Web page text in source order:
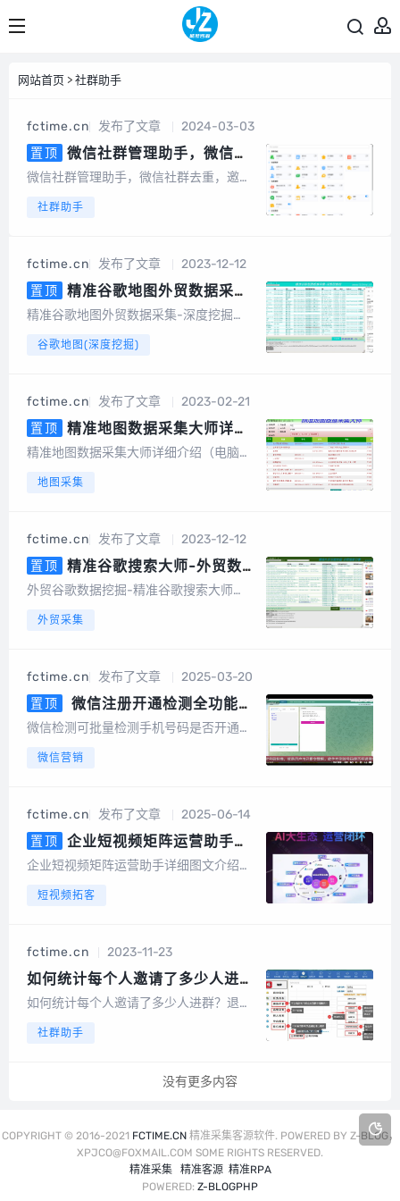
网站首页 > 社群助手
fctime.cn 发布了文章
2024-03-03
置顶
微信社群管理助手，微信社
群去重，含社群引流、社群运营、
自动回复、清理僵尸粉等等智能功
微信社群管理助手，微信社群去重，邀请
端开发的群管辅助软件，为团队及企业提
开。2、另外，也有企微版必销客，企销
客可以...
社群助手
fctime.cn 发布了文章
2023-12-12
置顶
精准谷歌地图外贸数据采集-
深度挖掘（电脑版）
精准谷歌地图外贸数据采集-深度挖掘
基于谷歌地图数据采集的软件，可以采集
词采集、一键采集邮箱、一键导出、数据
去重等，更...
谷歌地图(深度挖掘)
fctime.cn 发布了文章
2023-02-21
置顶
精准地图数据采集大师详细
介绍（电脑版，手机版）
精准地图数据采集大师详细介绍（电脑
精准地图数据采集大师安卓手机版是一款
地图采集
fctime.cn 发布了文章
2023-12-12
置顶
精准谷歌搜索大师-外贸数据
挖掘营销（电脑版）
外贸谷歌数据挖掘-精准谷歌搜索大师
以google搜索引擎作为基础进行智能数据
acebook、linkin、twitt...
外贸采集
fctime.cn 发布了文章
2025-03-20
置顶
微信注册开通检测全功能
版，可批量检测手机号码是否开通
筛选，国外号码，微信号QQ号等
微信检测可批量检测手机号码是否开通微
微信号QQ号等多种号码格式用户批量上传
来，高速筛选、精准无痕，有效降低运营
成本节...
微信营销
fctime.cn 发布了文章
2025-06-14
置顶
企业短视频矩阵运营助手详
细图文介绍，AI数字人，AI文案，
企业短视频矩阵运营助手详细图文介绍算
积分，1元100积分以数字人克隆为例短视
务管理图文矩阵管理UGC裂变码多模式视
频...
短视频拓客
fctime.cn 2023-11-23
如何统计每个人邀请了多少人进
群？退出了多少人？
如何统计每个人邀请了多少人进群？退出
件就可以轻松做到，必销客是一款综合管
含了 统计、查询各个群每个成员邀请了多
社群助手
没有更多内容
COPYRIGHT © 2016-2021 FCTIME.CN精准采集客源软件. POWERED BY Z-BLOG，
XPJCO@FOXMAIL.COM SOME RIGHTS RESERVED.
精准采集
精准客源 精准RPA
POWERED: Z-BLOGPHP